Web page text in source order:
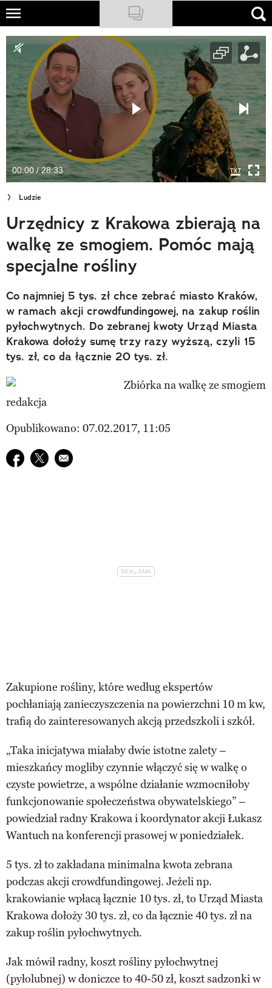
Skip
main
content
NATIONAL GEOGRAPHIC
TRAVELER
PODCASTY
Sklep
Newsletter
Cuda Polski
Wielki Konkurs Fotograficzny
Trendbook Podróżniczy
Polecane
00:00 / 28:33
Ludzie
Urzędnicy z Krakowa zbierają na
walkę ze smogiem. Pomóc mają
specjalne rośliny
Co najmniej 5 tys. zł chce zebrać miasto Kraków,
w ramach akcji crowdfundingowej, na zakup roślin
pyłochwytnych. Do zebranej kwoty Urząd Miasta
Krakowa dołoży sumę trzy razy wyższą, czyli 15
tys. zł, co da łącznie 20 tys. zł.
redakcja
Opublikowano: 07.02.2017, 11:05
Udostępnij na facebook
Udostępnij na twitter
E-mail do przyjaciela
Zakupione rośliny, które według ekspertów
pochłaniają zanieczyszczenia na powierzchni 10 m kw,
trafią do zainteresowanych akcją przedszkoli i szkół.
„Taka inicjatywa miałaby dwie istotne zalety –
mieszkańcy mogliby czynnie włączyć się w walkę o
czyste powietrze, a wspólne działanie wzmocniłoby
funkcjonowanie społeczeństwa obywatelskiego” –
powiedział radny Krakowa i koordynator akcji Łukasz
Wantuch na konferencji prasowej w poniedziałek.
5 tys. zł to zakładana minimalna kwota zebrana
podczas akcji crowdfundingowej. Jeżeli np.
krakowianie wpłacą łącznie 10 tys. zł, to Urząd Miasta
Krakowa dołoży 30 tys. zł, co da łącznie 40 tys. zł na
zakup roślin pyłochwytnych.
Jak mówił radny, koszt rośliny pyłochwytnej
(pyłolubnej) w doniczce to 40-50 zł, koszt sadzonki w